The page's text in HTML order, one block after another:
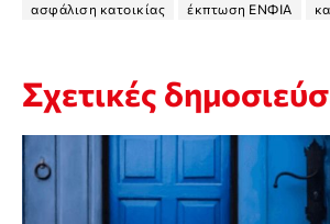
ασφάλιση κατοικίας
έκπτωση ΕΝΦΙΑ
Σχετικές